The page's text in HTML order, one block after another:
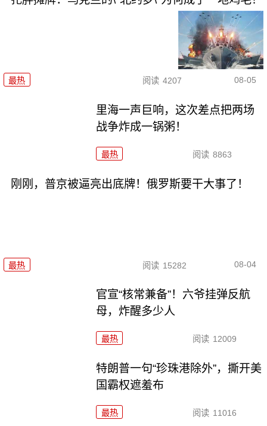
最热 阅读 4207 08-05
里海一声巨响，这次差点把两场
战争炸成一锅粥！
最热 阅读 8863
刚刚，普京被逼亮出底牌！俄罗斯要干大事了！
最热 阅读 15282 08-04
官宣“核常兼备”！六爷挂弹反航
母，炸醒多少人
最热 阅读 12009
特朗普一句“珍珠港除外”，撕开美
国霸权遮羞布
最热 阅读 11016